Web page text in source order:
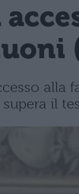
alla
il